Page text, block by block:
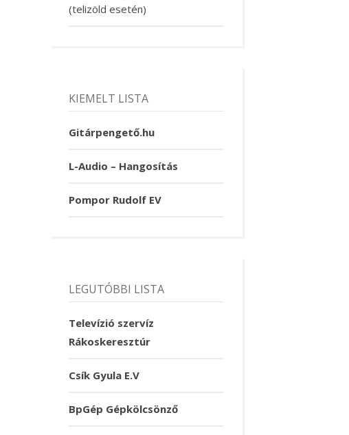
(telizöld esetén)
KIEMELT LISTA
Gitárpengető.hu
L-Audio – Hangosítás
Pompor Rudolf EV
LEGUTÓBBI LISTA
Televízió szervíz
Rákoskeresztúr
Csík Gyula E.V
BpGép Gépkölcsönző